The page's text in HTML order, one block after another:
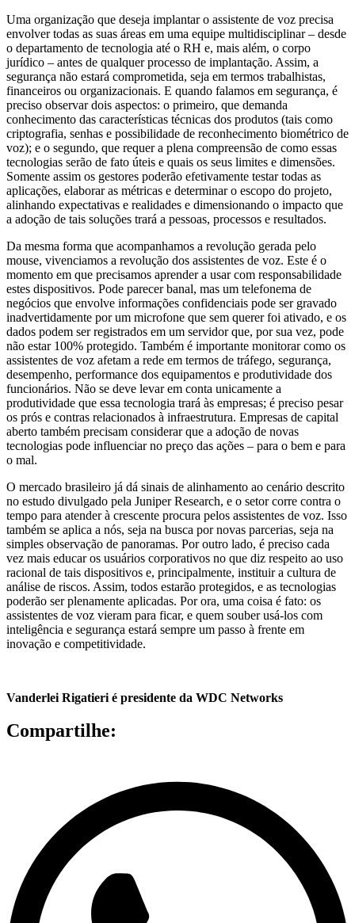
Uma organização que deseja implantar o assistente de voz precisa
envolver todas as suas áreas em uma equipe multidisciplinar – desde
o departamento de tecnologia até o RH e, mais além, o corpo
jurídico – antes de qualquer processo de implantação. Assim, a
segurança não estará comprometida, seja em termos trabalhistas,
financeiros ou organizacionais. E quando falamos em segurança, é
preciso observar dois aspectos: o primeiro, que demanda
conhecimento das características técnicas dos produtos (tais como
criptografia, senhas e possibilidade de reconhecimento biométrico de
voz); e o segundo, que requer a plena compreensão de como essas
tecnologias serão de fato úteis e quais os seus limites e dimensões.
Somente assim os gestores poderão efetivamente testar todas as
aplicações, elaborar as métricas e determinar o escopo do projeto,
alinhando expectativas e realidades e dimensionando o impacto que
a adoção de tais soluções trará a pessoas, processos e resultados.
Da mesma forma que acompanhamos a revolução gerada pelo
mouse, vivenciamos a revolução dos assistentes de voz. Este é o
momento em que precisamos aprender a usar com responsabilidade
estes dispositivos. Pode parecer banal, mas um telefonema de
negócios que envolve informações confidenciais pode ser gravado
inadvertidamente por um microfone que sem querer foi ativado, e os
dados podem ser registrados em um servidor que, por sua vez, pode
não estar 100% protegido. Também é importante monitorar como os
assistentes de voz afetam a rede em termos de tráfego, segurança,
desempenho, performance dos equipamentos e produtividade dos
funcionários. Não se deve levar em conta unicamente a
produtividade que essa tecnologia trará às empresas; é preciso pesar
os prós e contras relacionados à infraestrutura. Empresas de capital
aberto também precisam considerar que a adoção de novas
tecnologias pode influenciar no preço das ações – para o bem e para
o mal.
O mercado brasileiro já dá sinais de alinhamento ao cenário descrito
no estudo divulgado pela Juniper Research, e o setor corre contra o
tempo para atender à crescente procura pelos assistentes de voz. Isso
também se aplica a nós, seja na busca por novas parcerias, seja na
simples observação de panoramas. Por outro lado, é preciso cada
vez mais educar os usuários corporativos no que diz respeito ao uso
racional de tais dispositivos e, principalmente, instituir a cultura de
análise de riscos. Assim, todos estarão protegidos, e as tecnologias
poderão ser plenamente aplicadas. Por ora, uma coisa é fato: os
assistentes de voz vieram para ficar, e quem souber usá-los com
inteligência e segurança estará sempre um passo à frente em
inovação e competitividade.
Vanderlei Rigatieri é presidente da WDC Networks
Compartilhe: